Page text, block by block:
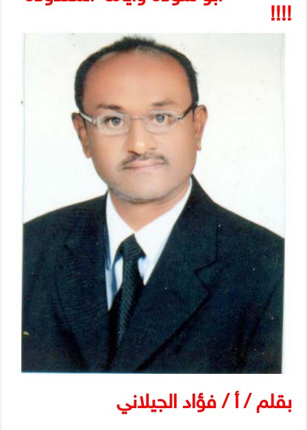
!!!!
بقلم / أ / فؤاد الجيلاني